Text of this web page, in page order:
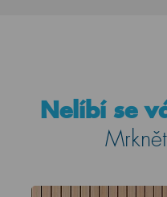
Nelíbí se